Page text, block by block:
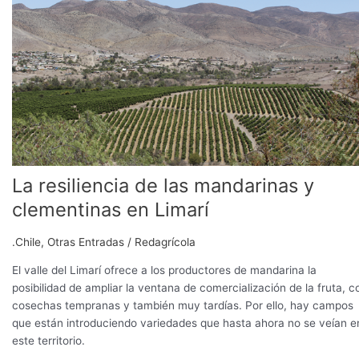
La resiliencia de las mandarinas y
clementinas en Limarí
.Chile, Otras Entradas / Redagrícola
El valle del Limarí ofrece a los productores de mandarina la
posibilidad de ampliar la ventana de comercialización de la fruta,
cosechas tempranas y también muy tardías. Por ello, hay campos
que están introduciendo variedades que hasta ahora no se veían
este territorio.
de
las
mandarinas
y
clementinas
en
Limarí